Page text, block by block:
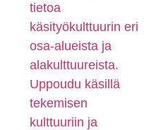
tietoa
käsityökulttuurin eri
osa-alueista ja
alakulttuureista.
Uppoudu käsillä
tekemisen
kulttuuriin ja